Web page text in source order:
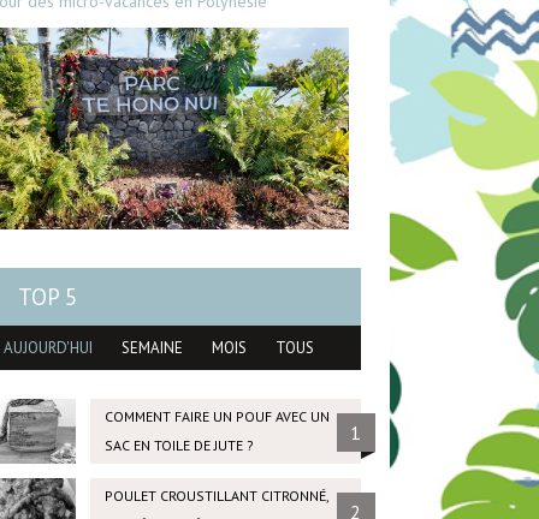
TOP 5
AUJOURD'HUI SEMAINE MOIS TOUS
COMMENT FAIRE UN POUF AVEC UN
SAC EN TOILE DE JUTE ?
1
POULET CROUSTILLANT CITRONNÉ,
2